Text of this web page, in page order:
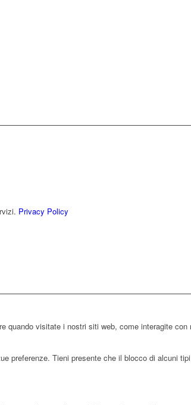
Privacy Policy
visitate i nostri siti web, come interagite
preferenze. Tieni presente che il blocco di alcuni